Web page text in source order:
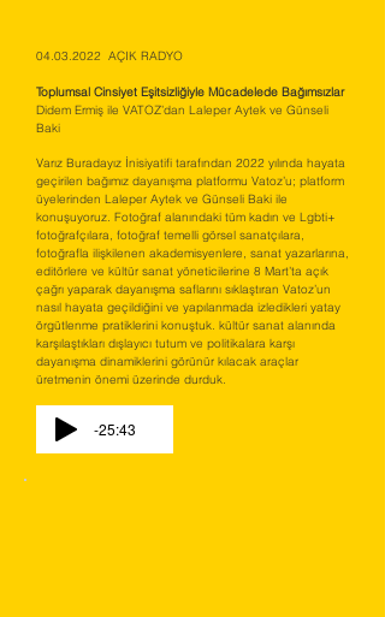
04.03.2022 AÇIK RADYO
Toplumsal Cinsiyet Eşitsizliğiyle Mücadelede Bağımsızlar
Didem Ermiş ile VATOZ’dan Laleper Aytek ve Günseli
Baki
Varız Buradayız İnisiyatifi tarafından 2022 yılında hayata
geçirilen bağımız dayanışma platformu Vatoz’u; platform
üyelerinden Laleper Aytek ve Günseli Baki ile
konuşuyoruz. Fotoğraf alanındaki tüm kadın ve Lgbti+
fotoğrafçılara, fotoğraf temelli görsel sanatçılara,
fotoğrafla ilişkilenen akademisyenlere, sanat yazarlarına,
editörlere ve kültür sanat yöneticilerine 8 Mart’ta açık
çağrı yaparak dayanışma saflarını sıklaştıran Vatoz’un
nasıl hayata geçildiğini ve yapılanmada izledikleri yatay
örgütlenme pratiklerini konuştuk. kültür sanat alanında
karşılaştıkları dışlayıcı tutum ve politikalara karşı
dayanışma dinamiklerini görünür kılacak araçlar
üretmenin önemi üzerinde durduk.
-25:43